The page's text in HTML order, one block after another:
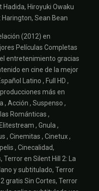
Hiroyuki Owaku
Sean Bean
(2012) en
Películas Completas
entretenimiento gracias
en cine de la mejor
Latino , Full HD ,
más en
, Acción , Suspenso ,
Románticas ,
, Gnula ,
, Cinemitas , Cinetux ,
, Cinecalidad,
Terror en Silent Hill 2: La
y subtitulado, Terror
gratis Sin Cortes, Terror